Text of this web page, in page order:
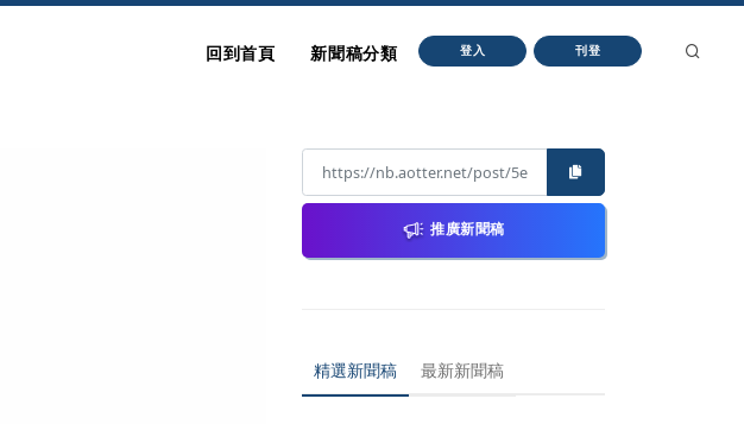
回到首頁 新聞稿分類 登入 刊登
推廣新聞稿
精選新聞稿 最新新聞稿